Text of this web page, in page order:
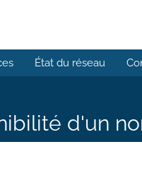
État du réseau
d'un